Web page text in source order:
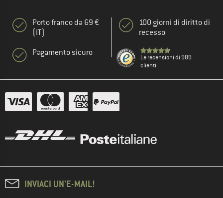
Porto franco da 69 €
(IT)
Pagamento sicuro
100 giorni di diritto di
recesso
Le recensioni di 989
clienti
INVIACI UN'E-MAIL!